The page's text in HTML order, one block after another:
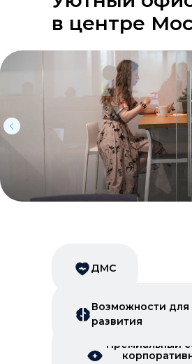
в центре
ДМС
Премиальный
Возможности для
развития